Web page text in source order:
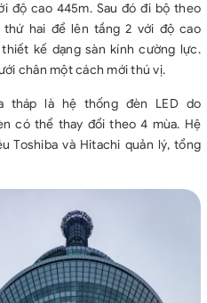
độ cao 445m. Sau đó đi bộ theo
hai để lên tầng 2 với độ cao
kế dạng sàn kính cường lực.
chân một cách mới thú vị.
tháp là hệ thống đèn LED do
có thể thay đổi theo 4 mùa. Hệ
Toshiba và Hitachi quản lý, tổng